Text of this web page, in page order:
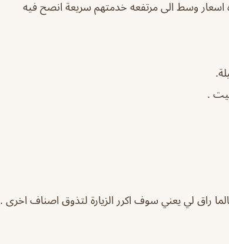
اسعار وسط الى مرتفعه خدمتهم سريعة انصح فيه
.
راق لي يعني سوف اكرر الزيارة لتذوق اصناف اخرى .